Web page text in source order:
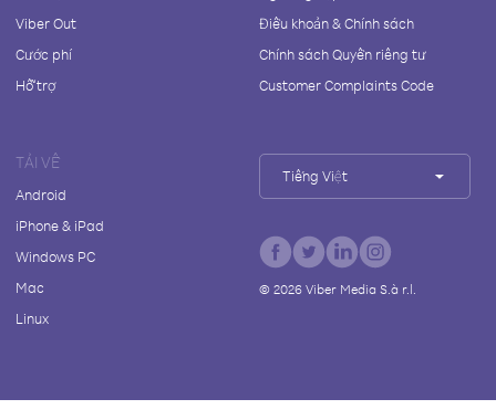
Viber Out
Cước phí
Hỗ trợ
Điều khoản & Chính sách
Chính sách Quyền riêng tư
Customer Complaints Code
TẢI VỀ
Android
iPhone & iPad
Windows PC
Mac
Linux
Tiếng Việt
© 2026Viber Media S.à r.l.